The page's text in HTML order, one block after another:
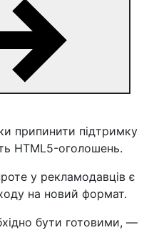
припинити підтримку
HTML5-оголошень.
у рекламодавців є
на новий формат.
бути готовими, —